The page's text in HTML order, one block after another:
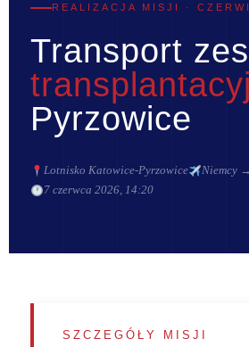
REALIZACJA MISJI ·
Transport
Pyrzowice
Lotnisko Katowice-Pyrzowice
Niemcy
7 czerwca 2026, 14:20
SZCZEGÓŁY MISJI